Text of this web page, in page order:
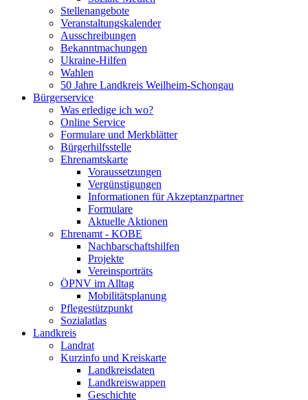
Stellenangebote
Veranstaltungskalender
Ausschreibungen
Bekanntmachungen
Ukraine-Hilfen
Wahlen
50 Jahre Landkreis Weilheim-Schongau
Bürgerservice
Was erledige ich wo?
Online Service
Formulare und Merkblätter
Bürgerhilfsstelle
Ehrenamtskarte
Voraussetzungen
Vergünstigungen
Informationen für Akzeptanzpartner
Formulare
Aktuelle Aktionen
Ehrenamt - KOBE
Nachbarschaftshilfen
Projekte
Vereinsporträts
ÖPNV im Alltag
Mobilitätsplanung
Pflegestützpunkt
Sozialatlas
Landkreis
Landrat
Kurzinfo und Kreiskarte
Landkreisdaten
Landkreiswappen
Geschichte